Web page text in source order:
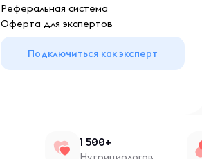
Реферальная система
Оферта для экспертов
Подключиться как эксперт
1 500+